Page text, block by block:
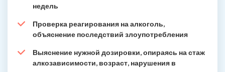
недель
Проверка реагирования на алкоголь,
объяснение последствий злоупотребления
Выяснение нужной дозировки, опираясь на стаж
алкозависимости, возраст, нарушения в